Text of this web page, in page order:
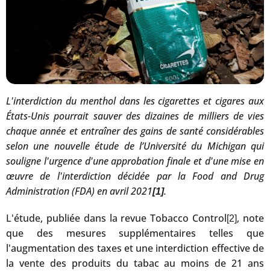
L'interdiction du menthol dans les cigarettes et cigares aux
États-Unis pourrait sauver des dizaines de milliers de vies
chaque année et entraîner des gains de santé considérables
selon une nouvelle étude de l’Université du Michigan qui
souligne l'urgence d'une approbation finale et d'une mise en
œuvre de l'interdiction décidée par la Food and Drug
Administration (FDA) en avril 2021[1].
L'étude, publiée dans la revue Tobacco Control[2], note
que des mesures supplémentaires telles que
l'augmentation des taxes et une interdiction effective de
la vente des produits du tabac au moins de 21 ans